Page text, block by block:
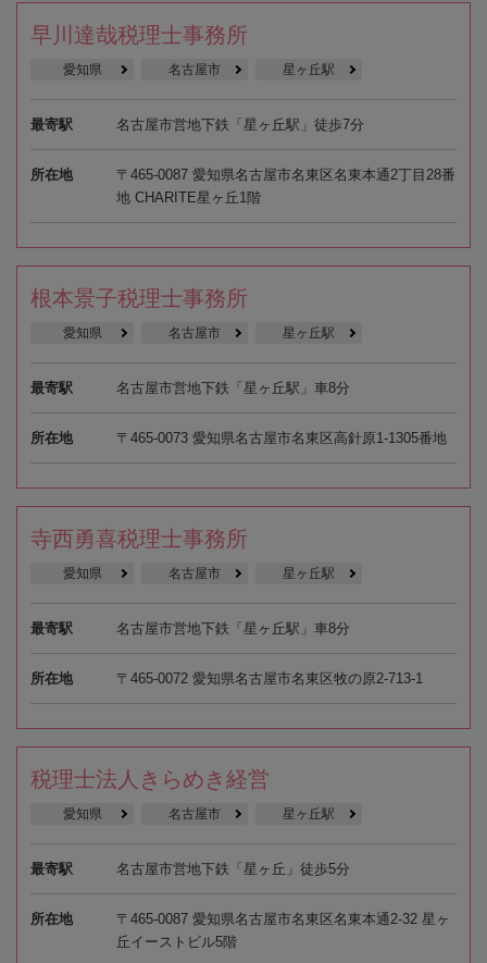
早川達哉税理士事務所
愛知県 名古屋市 星ヶ丘駅
最寄駅 名古屋市営地下鉄「星ヶ丘駅」徒歩7分
所在地
〒465-0087 愛知県名古屋市名東区名東本通2丁目28番
地 CHARITE星ヶ丘1階
根本景子税理士事務所
愛知県 名古屋市 星ヶ丘駅
最寄駅 名古屋市営地下鉄「星ヶ丘駅」車8分
所在地 〒465-0073 愛知県名古屋市名東区高針原1-1305番地
寺西勇喜税理士事務所
愛知県 名古屋市 星ヶ丘駅
最寄駅 名古屋市営地下鉄「星ヶ丘駅」車8分
所在地 〒465-0072 愛知県名古屋市名東区牧の原2-713-1
税理士法人きらめき経営
愛知県 名古屋市 星ヶ丘駅
最寄駅 名古屋市営地下鉄「星ヶ丘」徒歩5分
所在地
〒465-0087 愛知県名古屋市名東区名東本通2-32 星ヶ
丘イーストビル5階